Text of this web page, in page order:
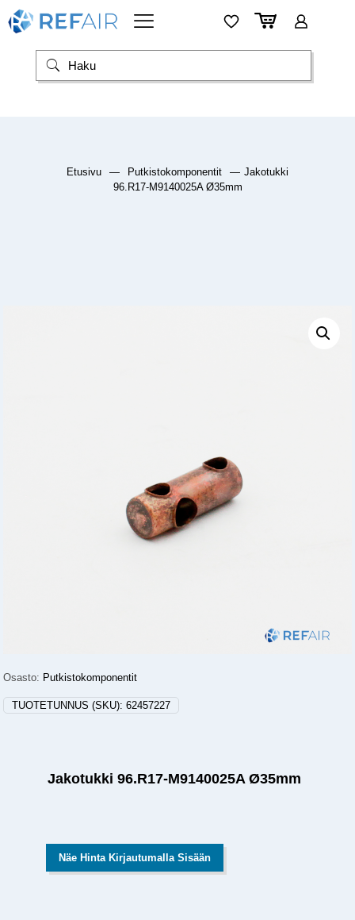
Etusivu — Putkistokomponentit — Jakotukki
96.R17-M9140025A Ø35mm
Osasto: Putkistokomponentit
TUOTETUNNUS (SKU):62457227
Jakotukki 96.R17-M9140025A Ø35mm
Näe Hinta Kirjautumalla Sisään